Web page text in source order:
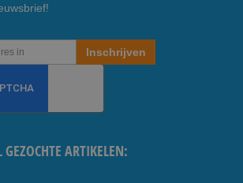
Inschrijven
ARTIKELEN: